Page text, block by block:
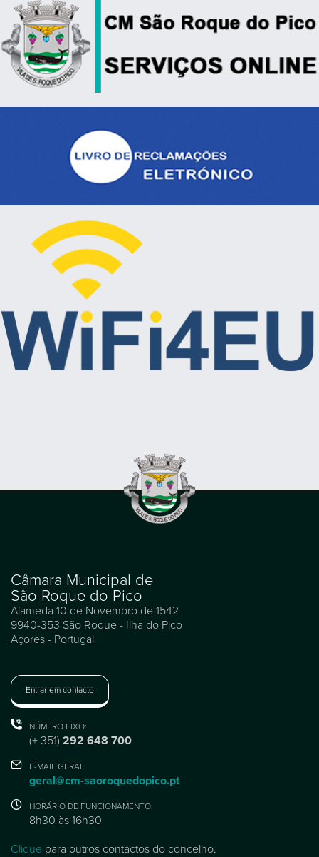
Câmara Municipal de
São Roque do Pico
Alameda 10 de Novembro de 1542
9940-353 São Roque - Ilha do Pico
Açores - Portugal
Entrar em contacto
NÚMERO FIXO:
(+ 351) 292 648 700
E-MAIL GERAL:
geral@cm-saoroquedopico.pt
HORÁRIO DE FUNCIONAMENTO:
8h30 às 16h30
Clique para outros contactos do concelho.